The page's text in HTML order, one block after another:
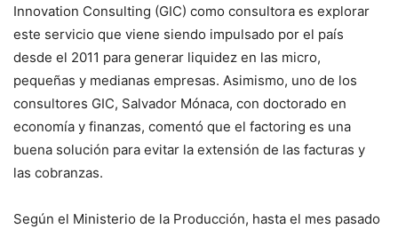
Innovation Consulting (GIC) como consultora es explorar
este servicio que viene siendo impulsado por el país
desde el 2011 para generar liquidez en las micro,
pequeñas y medianas empresas. Asimismo, uno de los
consultores GIC, Salvador Mónaca, con doctorado en
economía y finanzas, comentó que el factoring es una
buena solución para evitar la extensión de las facturas y
las cobranzas.
Según el Ministerio de la Producción, hasta el mes pasado